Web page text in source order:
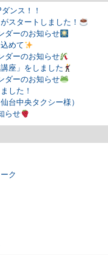
ンス！！
スタートしました！
ダーのお知らせ
めて
ダーのお知らせ
座」をしました
ダーのお知らせ
した！
台中央タクシー様）
らせ
ク